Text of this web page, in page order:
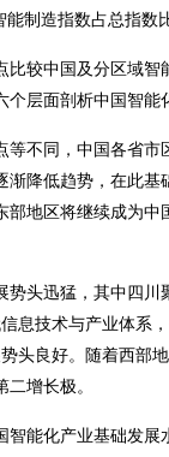
制造指数占总指数
较中国及分区域智
层面剖析中国智能
不同，中国各省
降低趋势，在此
地区将继续成为
头迅猛，其中四
息技术与产业体系
头良好。随着西部
增长极。
能化产业基础发展